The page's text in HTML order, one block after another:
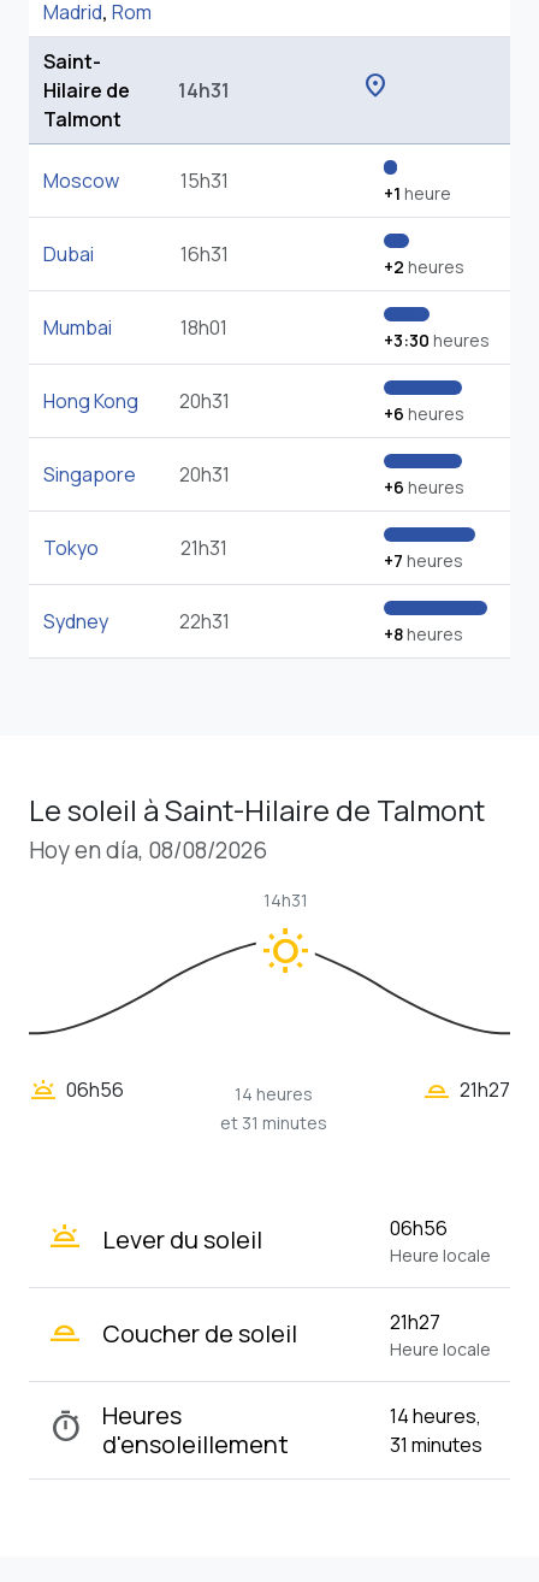
Madrid, Rom
Saint-
Hilaire de
Talmont
14h31 location_on
Moscow 15h31 +1 heure
Dubai 16h31 +2 heures
Mumbai 18h01 +3:30 heures
Hong Kong 20h31 +6 heures
Singapore 20h31 +6 heures
Tokyo 21h31 +7 heures
Sydney 22h31 +8heures
Le soleil à Saint-Hilaire de Talmont
Hoy en día, 08/08/2026
wb_sunny
14h31
wb_twilight 06h56
14 heures
et 31 minutes
wb_twilight_2 21h27
wb_twilight Lever du soleil 06h56
Heure locale
wb_twilight_2 Coucher de soleil 21h27
Heure locale
timer
Heures
d'ensoleillement
14 heures,
31 minutes